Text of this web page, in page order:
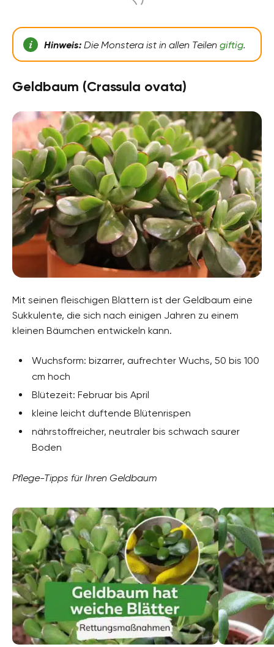
Hinweis:Die Monstera ist in allen Teilen giftig.
Geldbaum (Crassula ovata)
Mit seinen fleischigen Blättern ist der Geldbaum eine
Sukkulente, die sich nach einigen Jahren zu einem
kleinen Bäumchen entwickeln kann.
Wuchsform: bizarrer, aufrechter Wuchs, 50 bis 100
cm hoch
Blütezeit: Februar bis April
kleine leicht duftende Blütenrispen
nährstoffreicher, neutraler bis schwach saurer
Boden
Pflege-Tipps für Ihren Geldbaum